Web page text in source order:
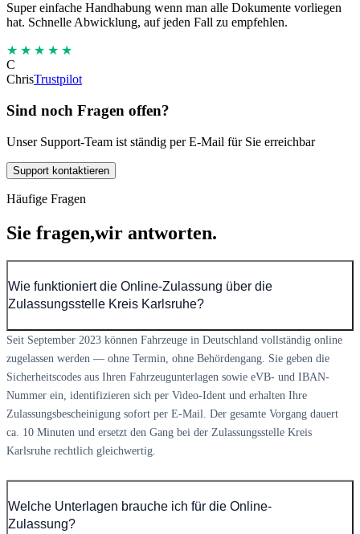
Super einfache Handhabung wenn man alle Dokumente vorliegen
hat. Schnelle Abwicklung, auf jeden Fall zu empfehlen.
★★★★★
C
ChrisTrustpilot
Sind noch Fragen offen?
Unser Support-Team ist ständig per E-Mail für Sie erreichbar
Support kontaktieren
Häufige Fragen
Sie fragen,wir antworten.
Wie funktioniert die Online-Zulassung über die
Zulassungsstelle Kreis Karlsruhe?
Seit September 2023 können Fahrzeuge in Deutschland vollständig online
zugelassen werden — ohne Termin, ohne Behördengang. Sie geben die
Sicherheitscodes aus Ihren Fahrzeugunterlagen sowie eVB- und IBAN-
Nummer ein, identifizieren sich per Video-Ident und erhalten Ihre
Zulassungsbescheinigung sofort per E-Mail. Der gesamte Vorgang dauert
ca. 10 Minuten und ersetzt den Gang bei der Zulassungsstelle Kreis
Karlsruhe rechtlich gleichwertig.
Welche Unterlagen brauche ich für die Online-
Zulassung?